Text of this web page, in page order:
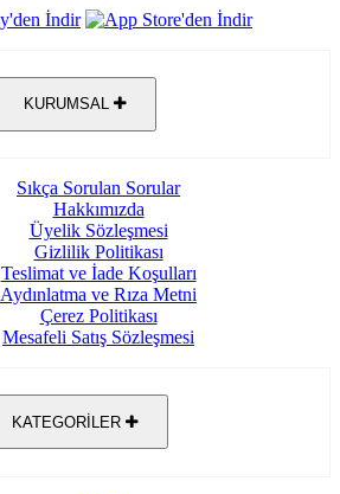
KURUMSAL
Sıkça Sorulan Sorular
Hakkımızda
Üyelik Sözleşmesi
Gizlilik Politikası
Teslimat ve İade Koşulları
Aydınlatma ve Rıza Metni
Çerez Politikası
Mesafeli Satış Sözleşmesi
KATEGORİLER